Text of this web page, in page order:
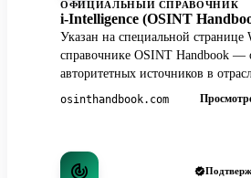
ОФИЦИАЛЬНЫЙ СПРАВОЧНИК
i-Intelligence (OSINT
Указан на специальной странице
справочнике OSINT Handbook —
авторитетных источников в
osinthandbook.com